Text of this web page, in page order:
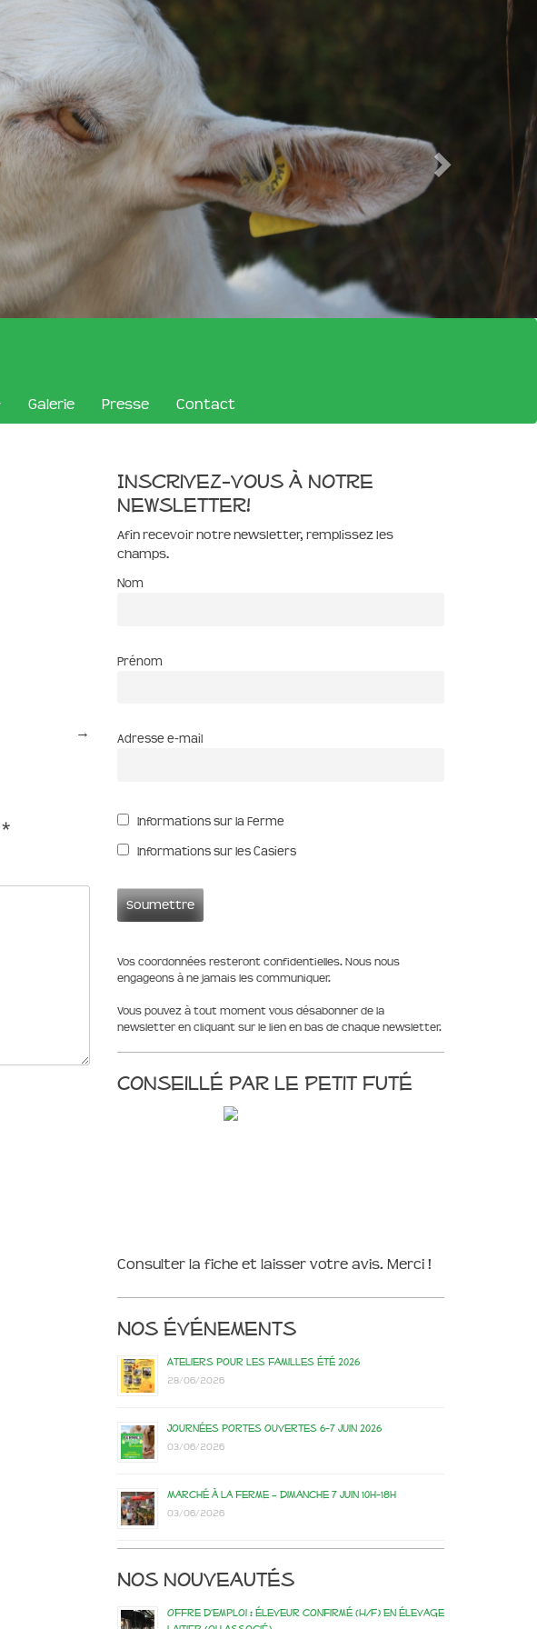
Galerie Presse Contact
→
*
Inscrivez-vous à notre
newsletter!
Afin recevoir notre newsletter, remplissez les
champs.
Nom
Prénom
Adresse e-mail
Informations sur la Ferme
Informations sur les Casiers
Vos coordonnées resteront confidentielles. Nous nous
engageons à ne jamais les communiquer.
Vous pouvez à tout moment vous désabonner de la
newsletter en cliquant sur le lien en bas de chaque newsletter.
Conseillé par le Petit Futé
Consulter la fiche et laisser votre avis. Merci !
Nos événements
Ateliers pour les familles été 2026
28/06/2026
Journées portes ouvertes 6-7 juin 2026
03/06/2026
Marché à la ferme – dimanche 7 juin 10h-18h
03/06/2026
Nos nouveautés
Offre d’emploi : éleveur confirmé (H/F) en élevage